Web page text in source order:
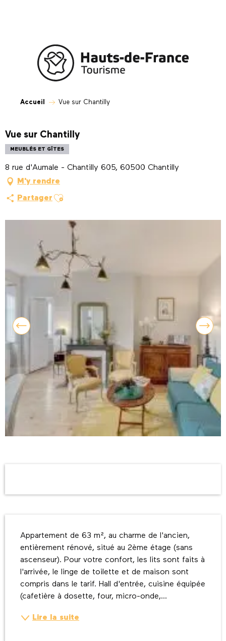
Accueil Vue sur Chantilly
Vue sur Chantilly
MEUBLÉS ET GÎTES
8 rue d'Aumale - Chantilly 605, 60500 Chantilly
M'y rendre
Partager Ajouter aux favoris
Appartement de 63 m², au charme de l'ancien,
entièrement rénové, situé au 2ème étage (sans
ascenseur). Pour votre confort, les lits sont faits à
l'arrivée, le linge de toilette et de maison sont
compris dans le tarif. Hall d'entrée, cuisine équipée
(cafetière à dosette, four, micro-onde,...
Lire la suite